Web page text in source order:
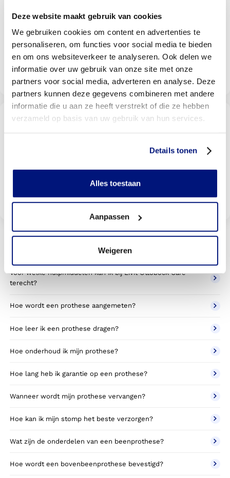
Deze website maakt gebruik van cookies
We gebruiken cookies om content en advertenties te
personaliseren, om functies voor social media te bieden
en om ons websiteverkeer te analyseren. Ook delen we
informatie over uw gebruik van onze site met onze
partners voor social media, adverteren en analyse. Deze
partners kunnen deze gegevens combineren met andere
informatie die u aan ze heeft verstrekt of die ze hebben
verzameld op basis van uw gebruik van hun services.
Details tonen
Alles toestaan
Aanpassen
Weigeren
Met meer dan 140 locaties vindt u altijd een locatie bij
Livit vestiging zoeken
Wordt uw behandeling door uw
Bekijk vergoedingen
Veelgestelde vragen
Voor welke hulpmiddelen kan ik bij Livit Ottobock Care
terecht?
Hoe wordt een prothese aangemeten?
Hoe leer ik een prothese dragen?
Hoe onderhoud ik mijn prothese?
Hoe lang heb ik garantie op een prothese?
Wanneer wordt mijn prothese vervangen?
Hoe kan ik mijn stomp het beste verzorgen?
Wat zijn de onderdelen van een beenprothese?
Hoe wordt een bovenbeenprothese bevestigd?